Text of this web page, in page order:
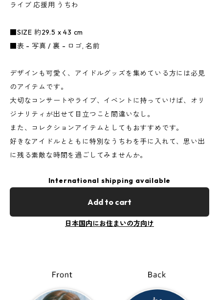
ライブ 応援用 うちわ
■SIZE 約29.5 x 43 cm
■表 - 写真 / 裏 - ロゴ, 名前
デザインも可愛く、アイドルグッズを集めている方には必見
のアイテムです。
大切なコンサートやライブ、イベントに持っていけば、オリ
ジナリティが出せて目立つこと間違いなし。
また、コレクションアイテムとしてもおすすめです。
好きなアイドルとともに特別なうちわを手に入れて、思い出
に残る素敵な時間を過ごしてみませんか。
International shipping available
Add to cart
日本国内にお住まいの方向け